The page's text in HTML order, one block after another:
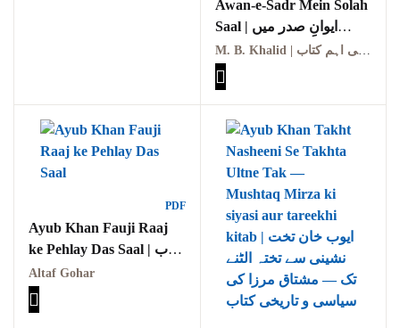
Awan-e-Sadr Mein Solah
Saal | ایوانِ صدر میں
سولہ سال
M. B. Khalid | م۔ ب۔ خالد کی اہم کتاب
PDF
Ayub Khan Fauji Raaj
ke Pehlay Das Saal | ایوب
خان فوجی راج کے پہلے
دس سال
Altaf Gohar
Reflections on the
pothohar heritage
Taxila Valley &
خطہ پوٹھوہار
سرزمین پوٹھوہار
سطح مرتفع پوٹھوہا
مہاڑے گرائیں نی بوڑھ
پوٹھوہاری شاعری